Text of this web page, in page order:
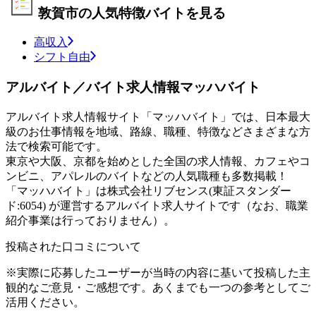
敦賀市の人気特徴バイトを見る
高収入
シフト自由
アルバイト／バイト求人情報マッハバイト
アルバイト求人情報サイト「マッハバイト」では、日本最大
級のお仕事情報を地域、路線、職種、特徴などさまざまな方
法で検索可能です。
東京や大阪、京都を始めとした全国の求人情報、カフェやコ
ンビニ、アパレルのバイトなどの人気職種も多数掲載！
「マッハバイト」は株式会社リブセンス(東証スタンダー
ド:6054) が運営するアルバイト求人サイトです（なお、職業
紹介事業は行っておりません）。
投稿された口コミについて
※実際に応募したユーザーが当時の内容に基いて投稿した主
観的なご意見・ご感想です。あくまでも一つの参考としてご
活用ください。